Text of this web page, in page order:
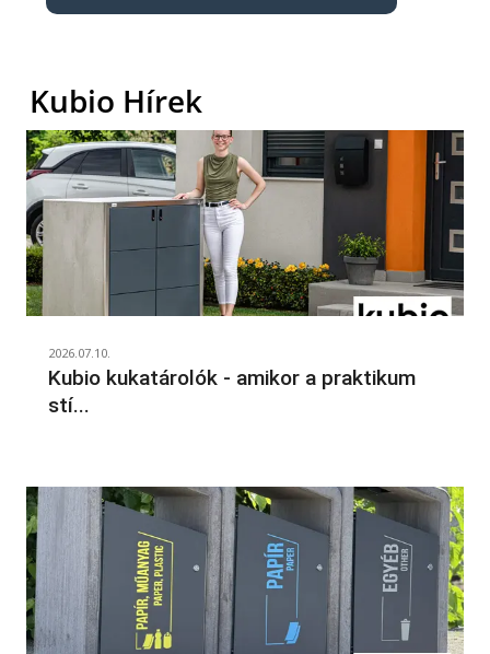
Kubio Hírek
2026.07.10.
Kubio kukatárolók - amikor a praktikum
stí...